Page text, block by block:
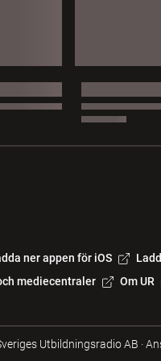
ner appen för iOS
mediecentraler Om UR
Utbildningsradio AB ·